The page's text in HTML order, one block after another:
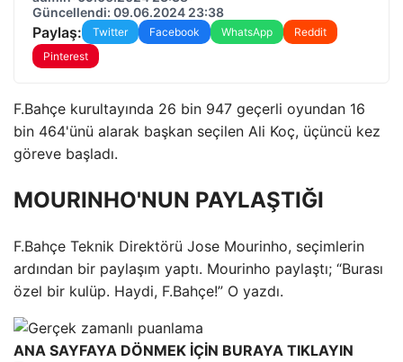
Güncellendi: 09.06.2024 23:38
Paylaş: Twitter Facebook WhatsApp
Reddit
Pinterest
F.Bahçe kurultayında 26 bin 947 geçerli oyundan 16
bin 464'ünü alarak başkan seçilen Ali Koç, üçüncü kez
göreve başladı.
MOURINHO'NUN PAYLAŞTIĞI
F.Bahçe Teknik Direktörü Jose Mourinho, seçimlerin
ardından bir paylaşım yaptı. Mourinho paylaştı; “Burası
özel bir kulüp. Haydi, F.Bahçe!” O yazdı.
ANA SAYFAYA DÖNMEK İÇİN BURAYA TIKLAYIN